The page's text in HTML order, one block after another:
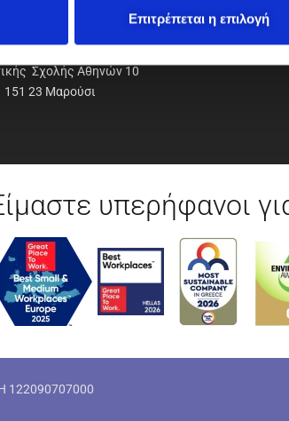
Επιτρέπεται η επιλογή
Α.Ε.Ε.
Σχολής Αθηνών 10
151 23 Μαρούσι
υπερήφανοι
122090707000